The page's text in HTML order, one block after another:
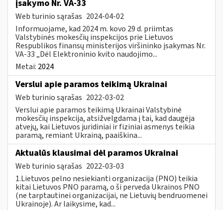
įsakymo Nr. VA-33
Web turinio sąrašas 2024-04-02
Informuojame, kad 2024 m. kovo 29 d. priimtas
Valstybinės mokesčių inspekcijos prie Lietuvos
Respublikos finansų ministerijos viršininko įsakymas Nr.
VA-33 „Dėl Elektroninio kvito naudojimo...
Metai: 2024
Verslui apie paramos teikimą Ukrainai
Web turinio sąrašas 2022-03-02
Verslui apie paramos teikimą Ukrainai Valstybinė
mokesčių inspekcija, atsižvelgdama į tai, kad daugėja
atvejų, kai Lietuvos juridiniai ir fiziniai asmenys teikia
paramą, remiant Ukrainą, paaiškina...
Aktualūs klausimai dėl paramos Ukrainai
Web turinio sąrašas 2022-03-03
1.Lietuvos pelno nesiekianti organizacija (PNO) teikia
kitai Lietuvos PNO paramą, o ši perveda Ukrainos PNO
(ne tarptautinei organizacijai, ne Lietuvių bendruomenei
Ukrainoje). Ar laikysime, kad...